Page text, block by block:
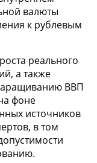
валюты
к рублевым
реального
а также
ВВП
фоне
источников
в том